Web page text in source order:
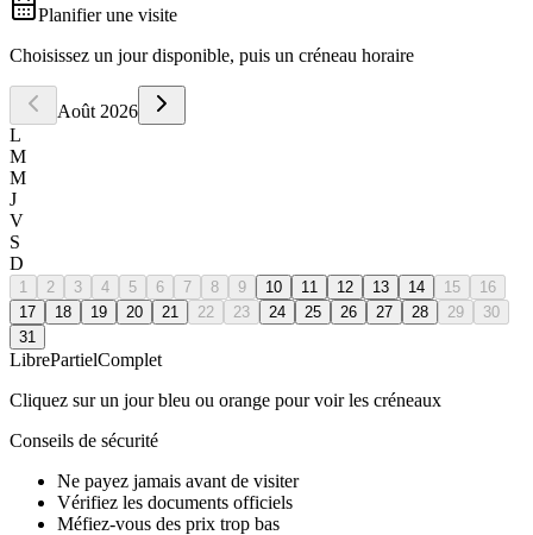
Planifier une visite
Choisissez un jour disponible, puis un créneau horaire
Août 2026
L
M
M
J
V
S
D
1 2 3 4 5 6 7 8 9 10 11 12 13 14 15
16
17
18 19 20 21 22 23 24 25 26 27 28 29
30
31
LibrePartielComplet
Cliquez sur un jour bleu ou orange pour voir les créneaux
Conseils de sécurité
Ne payez jamais avant de visiter
Vérifiez les documents officiels
Méfiez-vous des prix trop bas